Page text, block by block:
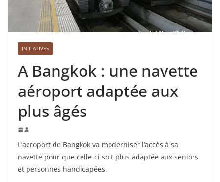
INITIATIVES
A Bangkok : une navette
aéroport adaptée aux
plus âgés
L’aéroport de Bangkok va moderniser l’accès à sa
navette pour que celle-ci soit plus adaptée aux seniors
et personnes handicapées.